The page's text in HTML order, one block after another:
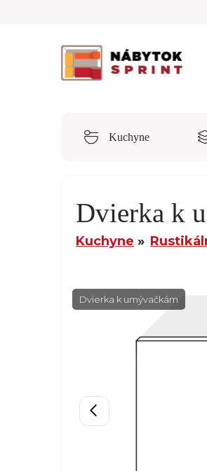
Kuchyne
Dvierka k
Kuchyne
Dvierka k umývačkám